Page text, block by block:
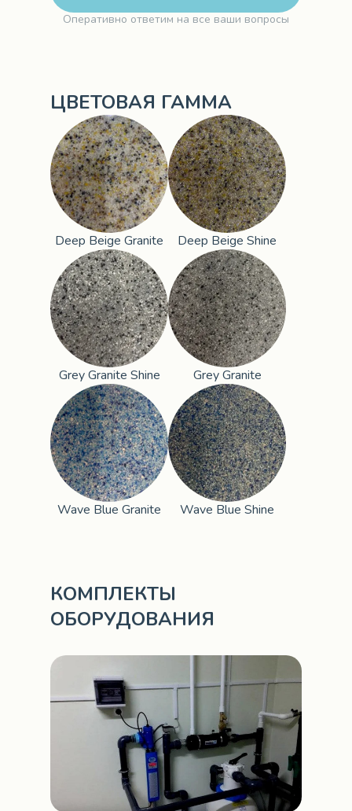
Оперативно ответим на все ваши вопросы
ЦВЕТОВАЯ ГАММА
Deep Beige Granite Deep Beige Shine
Grey Granite Shine Grey Granite
Wave Blue Granite Wave Blue Shine
КОМПЛЕКТЫ
ОБОРУДОВАНИЯ